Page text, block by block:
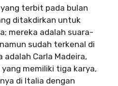
terbit pada bulan
ditakdirkan untuk
mereka adalah suara-
sudah terkenal di
adalah Carla Madeira,
memiliki tiga karya,
di Italia dengan